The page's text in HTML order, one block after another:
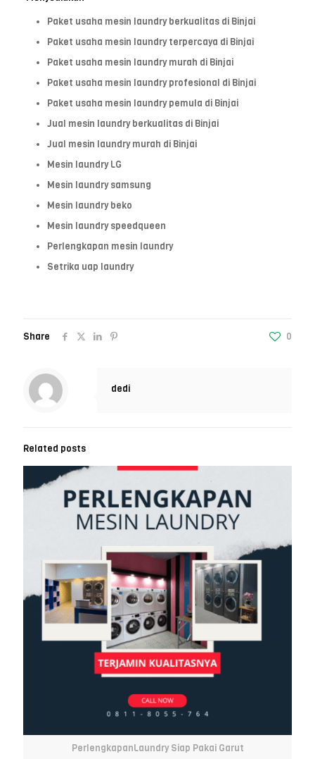
Paket usaha mesin laundry berkualitas di Binjai
Paket usaha mesin laundry terpercaya di Binjai
Paket usaha mesin laundry murah di Binjai
Paket usaha mesin laundry profesional di Binjai
Paket usaha mesin laundry pemula di Binjai
Jual mesin laundry berkualitas di Binjai
Jual mesin laundry murah di Binjai
Mesin laundry LG
Mesin laundry samsung
Mesin laundry beko
Mesin laundry speedqueen
Perlengkapan mesin laundry
Setrika uap laundry
Share 0
dedi
Related posts
PerlengkapanLaundry Siap Pakai Garut